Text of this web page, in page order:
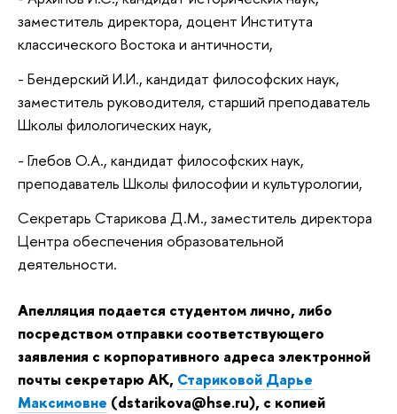
заместитель директора, доцент Института
классического Востока и античности,
- Бендерский И.И., кандидат философских наук,
заместитель руководителя, старший преподаватель
Школы филологических наук,
- Глебов О.А., кандидат философских наук,
преподаватель Школы философии и культурологии,
Секретарь Старикова Д.М., заместитель директора
Центра обеспечения образовательной
деятельности.
Апелляция подается студентом лично, либо
посредством отправки соответствующего
заявления с корпоративного адреса электронной
почты секретарю АК, Стариковой Дарье
Максимовне (dstarikova@hse.ru), с копией